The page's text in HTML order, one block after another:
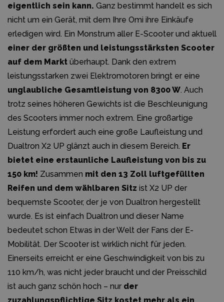
eigentlich sein kann. Ganz bestimmt handelt es sich
nicht um ein Gerät, mit dem Ihre Omi ihre Einkäufe
erledigen wird. Ein Monstrum aller E-Scooter und aktuell
einer der größten und leistungsstärksten Scooter
auf dem Markt überhaupt. Dank den extrem
leistungsstarken zwei Elektromotoren bringt er eine
unglaubliche Gesamtleistung von 8300 W. Auch
trotz seines höheren Gewichts ist die Beschleunigung
des Scooters immer noch extrem. Eine großartige
Leistung erfordert auch eine große Laufleistung und
Dualtron X2 UP glänzt auch in diesem Bereich. Er
bietet eine erstaunliche Laufleistung von bis zu
150 km! Zusammen mit den 13 Zoll luftgefüllten
Reifen und dem wählbaren Sitz ist X2 UP der
bequemste Scooter, der je von Dualtron hergestellt
wurde. Es ist einfach Dualtron und dieser Name
bedeutet schon Etwas in der Welt der Fans der E-
Mobilität. Der Scooter ist wirklich nicht für jeden.
Einerseits erreicht er eine Geschwindigkeit von bis zu
110 km/h, was nicht jeder braucht und der Preisschild
ist auch ganz schön hoch – nur der
zuzahlungspflichtige Sitz kostet mehr als ein